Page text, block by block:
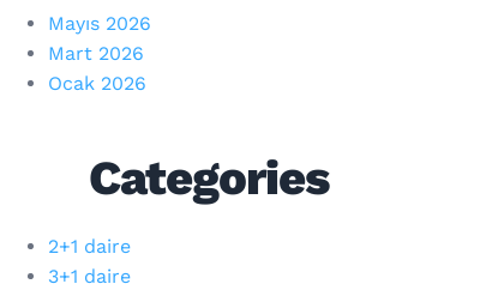
Mayıs 2026
Mart 2026
Ocak 2026
Categories
2+1 daire
3+1 daire